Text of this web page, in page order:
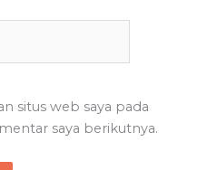
situs web saya pada
saya berikutnya.